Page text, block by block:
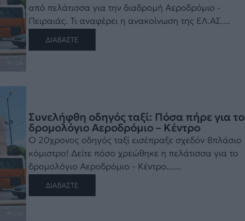
από πελάτισσα για την διαδρομή Αεροδρόμιο -
Πειραιάς. Τι αναφέρει η ανακοίνωση της ΕΛ.ΑΣ....
ΔΙΑΒΑΣΤΕ
Συνελήφθη οδηγός ταξί: Πόσα πήρε για το
δρομολόγιο Αεροδρόμιο – Κέντρο
Ο 20χρονος οδηγός ταξί εισέπραξε σχεδόν 8πλάσιο
κόμιστρο! Δείτε πόσο χρεώθηκε η πελάτισσα για το
δρομολόγιο Αεροδρόμιο - Κέντρο......
ΔΙΑΒΑΣΤΕ